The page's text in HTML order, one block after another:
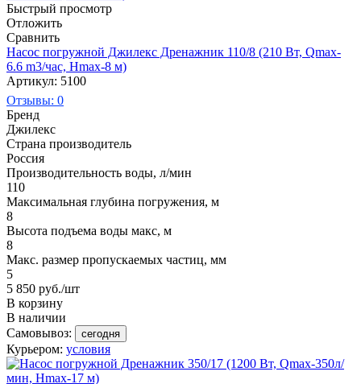
Быстрый просмотр
Отложить
Сравнить
Насос погружной Джилекс Дренажник 110/8 (210 Вт, Qmax-
6.6 m3/час, Hmax-8 м)
Артикул: 5100
Отзывы: 0
Бренд
Джилекс
Страна производитель
Россия
Производительность воды, л/мин
110
Максимальная глубина погружения, м
8
Высота подъема воды макс, м
8
Макс. размер пропускаемых частиц, мм
5
5 850 руб./шт
В корзину
В наличии
Самовывоз:
сегодня
Курьером: условия